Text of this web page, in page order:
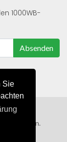
Sie
1000WB-
Absenden
vorbehalten.